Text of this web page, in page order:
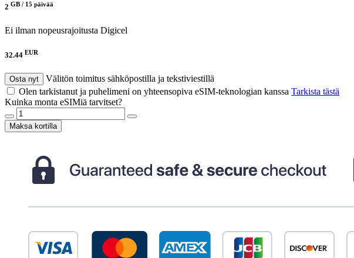
2 GB / 15 päivää
Ei ilman nopeusrajoitusta Digicel
32.44 EUR
Osta nyt
Välitön toimitus sähköpostilla ja tekstiviestillä
Olen tarkistanut ja puhelimeni on yhteensopiva eSIM-teknologian kanssa Tarkista tästä
Kuinka monta eSIMiä tarvitset?
Maksa kortilla